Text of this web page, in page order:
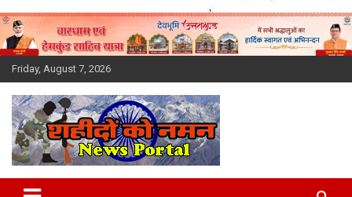
Skip
to
content
Friday, August 7, 2026
Latest News Today, Breaking